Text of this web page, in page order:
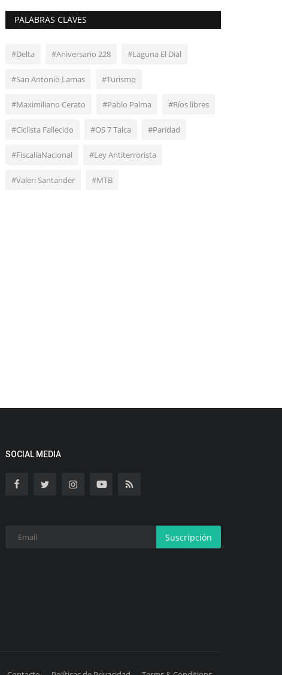
PALABRAS CLAVES
#Delta #Aniversario 228 #Laguna El Dial
#San Antonio Lamas #Turismo
#Maximiliano Cerato #Pablo Palma #Ríos libres
#Ciclista Fallecido #OS 7 Talca #Paridad
#FiscalíaNacional #Ley Antiterrorista
#Valeri Santander #MTB
SOCIAL MEDIA
Suscripción